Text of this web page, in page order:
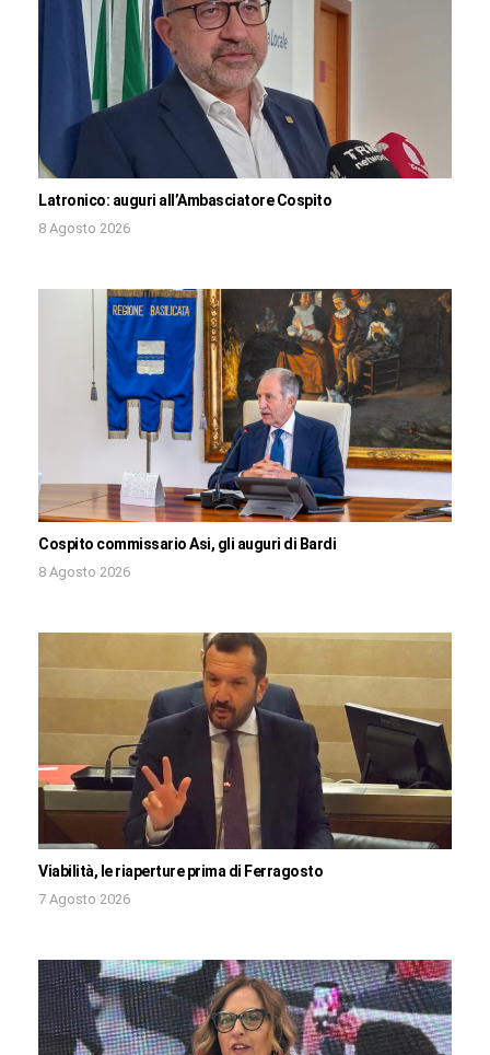
Latronico: auguri all’Ambasciatore Cospito
8 Agosto 2026
Cospito commissario Asi, gli auguri di Bardi
8 Agosto 2026
Viabilità, le riaperture prima di Ferragosto
7 Agosto 2026